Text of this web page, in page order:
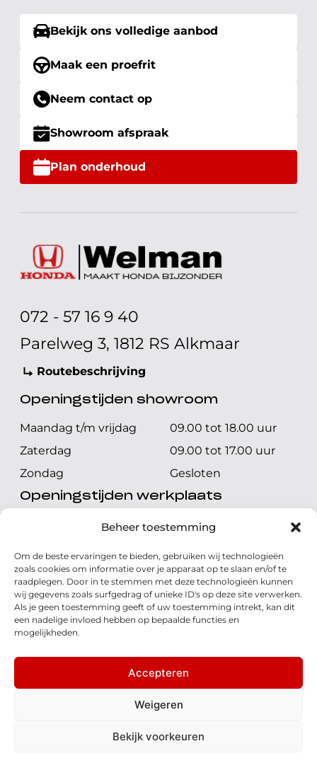
Beheer toestemming
Om de beste ervaringen te bieden, gebruiken wij technologieën
zoals cookies om informatie over je apparaat op te slaan en/of te
raadplegen. Door in te stemmen met deze technologieën kunnen
wij gegevens zoals surfgedrag of unieke ID's op deze site verwerken.
Als je geen toestemming geeft of uw toestemming intrekt, kan dit
een nadelige invloed hebben op bepaalde functies en
mogelijkheden.
Accepteren
Weigeren
Bekijk voorkeuren
Bekijk ons volledige aanbod
Maak een proefrit
Neem contact op
Showroom afspraak
Plan onderhoud
072 - 57 16 9 40
Parelweg 3, 1812 RS Alkmaar
Routebeschrijving
Openingstijden showroom
Maandag t/m vrijdag
09.00 tot 18.00 uur
Zaterdag
09.00 tot 17.00 uur
Zondag
Gesloten
Openingstijden werkplaats
Maandag t/m vrijdag
08.00 tot 17.00 uur
Zondag
Gesloten
Volg ons
© 2026 - Honda Welman
Algemene voorwaarden